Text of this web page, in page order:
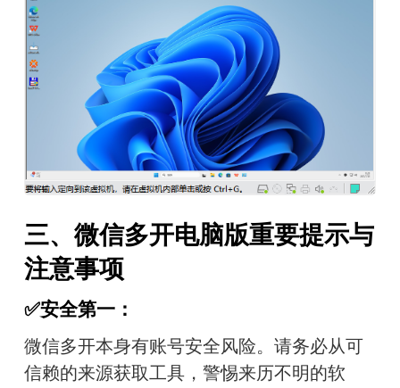
三、微信多开电脑版重要提示与
注意事项
✅安全第一：
微信多开本身有账号安全风险。请务必从可
信赖的来源获取工具，警惕来历不明的软